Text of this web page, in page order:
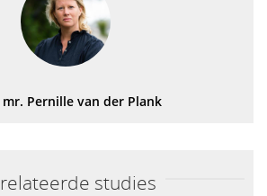
Pernille van der Plank
studies